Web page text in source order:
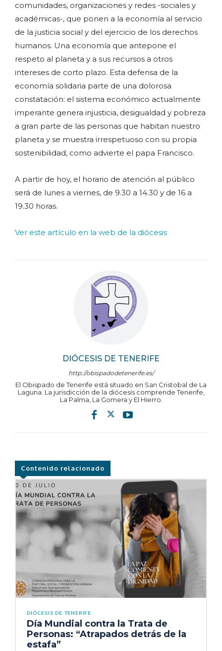
DIÓCESIS DE TENERIFE
http://obispadodetenerife.es/
El Obispado de Tenerife está situado en San Cristobal de La
Laguna. La jurisdicción de la diócesis comprende Tenerife,
La Palma, La Gomera y El Hierro.
comunidades, organizaciones y redes -sociales y
académicas-, que ponen a la economía al servicio
de la justicia social y del ejercicio de los derechos
humanos. Una economía que antepone el
respeto al planeta y a sus recursos a otros
intereses de corto plazo. Esta defensa de la
economía solidaria parte de una dolorosa
constatación: el sistema económico actualmente
imperante genera injusticia, desigualdad y pobreza
a gran parte de las personas que habitan nuestro
planeta y se muestra irrespetuoso con su propia
sostenibilidad, como advierte el papa Francisco.
A partir de hoy, el horario de atención al público
será de lunes a viernes, de 9.30 a 14.30 y de 16 a
19.30 horas.
Ver este artículo en la web de la diócesis
Contenido relacionado
DIÓCESIS DE TENERIFE
Día Mundial contra la Trata de
Personas: “Atrapados detrás de la
estafa”